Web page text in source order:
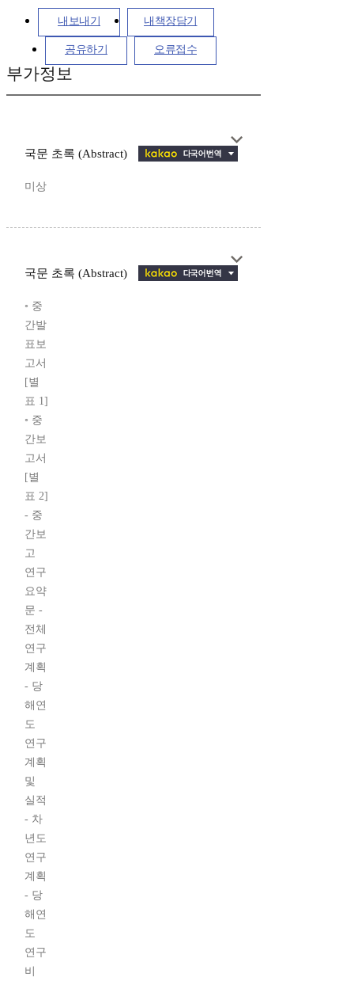
내보내기 내책장담기
공유하기 오류접수
부가정보
국문 초록 (Abstract)
미상
국문 초록 (Abstract)
◦ 중
간발
표보
고서
[별
표 1]
◦ 중
간보
고서
[별
표 2]
- 중
간보
고
연구
요약
문 -
전체
연구
계획
- 당
해연
도
연구
계획
및
실적
- 차
년도
연구
계획
- 당
해연
도
연구
비